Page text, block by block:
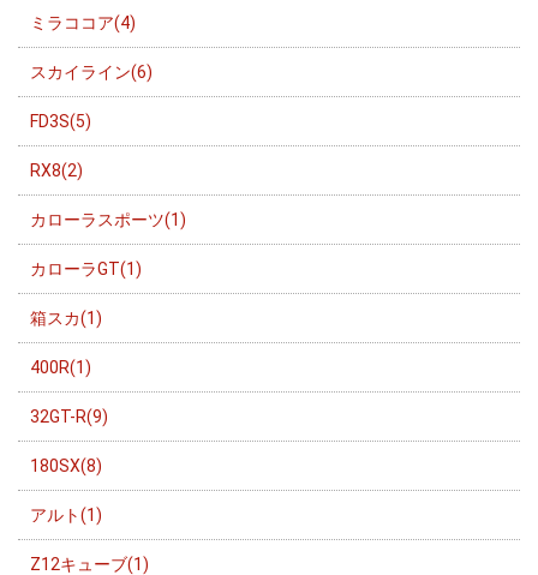
ミラココア(4)
スカイライン(6)
FD3S(5)
RX8(2)
カローラスポーツ(1)
カローラGT(1)
箱スカ(1)
400R(1)
32GT-R(9)
180SX(8)
アルト(1)
Z12キューブ(1)